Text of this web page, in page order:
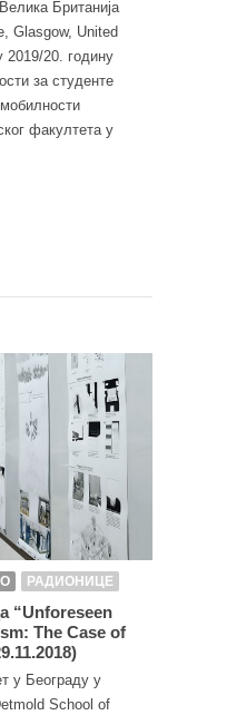
Британија
Glasgow, United
2019/20. годину
за студенте
факултета у
РАДИОНИЦЕ
“Unforeseen
The Case of
у Београду у
School of